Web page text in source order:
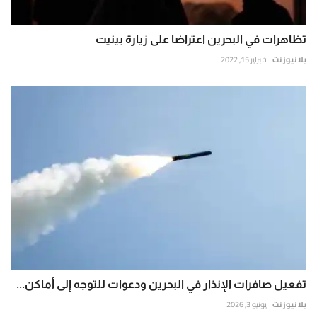
تظاهرات في البحرين اعتراضا على زيارة بينيت
يلا نيوز نت فبراير 15, 2022
تفعيل صافرات الإنذار في البحرين ودعوات للتوجه إلى أماكن...
يلا نيوز نت يونيو 3, 2026